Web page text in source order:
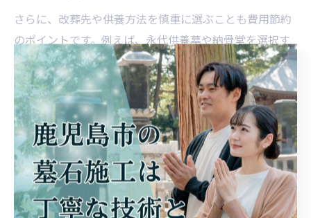
さらに、改葬先や供養方法を慎重に選ぶことも費用節約
のポイントです。例えば、永代供養墓や納骨堂を選択す
ることで、維持管理費が軽減される場合があります。利
用者の声として「補助金を活用しつつ、信頼できる石材
店と相談しながら進めたことで納得のいく墓じまいがで
きた」という事例も多く、専門家のサポートを得ること
で失敗リスクを減らすことができます。
スムーズな墓じまい手続きの流